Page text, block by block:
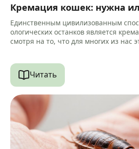
Кремация кошек: нужна
Единственным цивилизованным
ологических останков является
смотря на то, что для многих из нас
Читать